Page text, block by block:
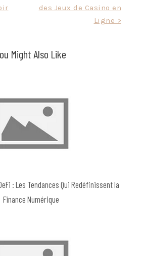
des Jeux de Casino en
Ligne >
Might Also Like
: Les Tendances Qui Redéfinissent la
Finance Numérique